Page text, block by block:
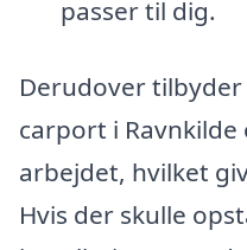
passer til dig.
Derudover
carport i
arbejdet, hvilket
Hvis der skulle